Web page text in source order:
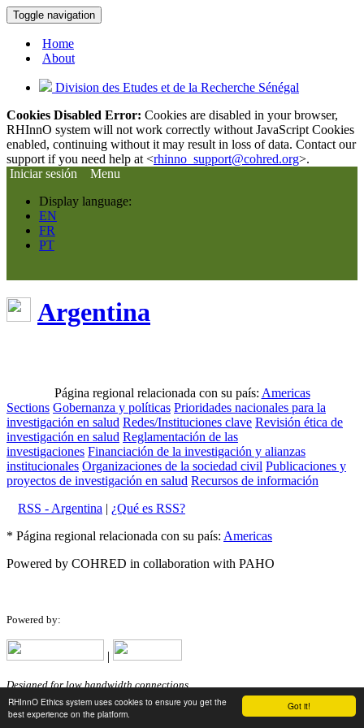
Got it!
RHInnO Ethics system uses cookies to ensure you get the
best experience on the platform.
Toggle navigation
Home
About
Division des Etudes et de la Recherche Sénégal
Cookies Disabled Error: Cookies are disabled in your browser,
RHInnO system will not work correctly without JavaScript Cookies
enabled, continuing without it may result in loss of data. Contact our
support if you need help at <rhinno_support@cohred.org>.
Iniciar sesión
Menu
Display language:
EN
FR
PT
Argentina
Página regional relacionada con su país: Americas
Sections Gobernanza y políticas Prioridades nacionales para la
investigación en salud Redes/Instituciones clave Revisión ética de
investigación en salud Reglamentación de las
investigaciones Financiación de la investigación y alianzas
institucionales Organizaciones de la sociedad civil Publicaciones y
proyectos de investigación en salud Recursos de información
RSS - Argentina | ¿Qué es RSS?
* Página regional relacionada con su país: Americas
Powered by COHRED in collaboration with PAHO
Powered by:
|
Designed for low bandwidth connections.